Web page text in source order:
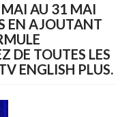
MAI AU 31 MAI
EN AJOUTANT
DE TOUTES LES
ENGLISH PLUS.